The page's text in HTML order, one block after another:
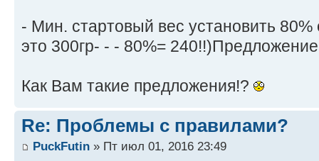
- Мин. стартовый вес установить
это 300гр- - - 80%=
Как Вам такие предложения!?
Re: Проблемы с правилами?
PuckFutin » Пт июл 01, 2016 23:49